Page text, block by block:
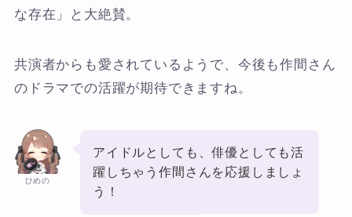
な存在」と大絶賛。
共演者からも愛されているようで、今後も作間さん
のドラマでの活躍が期待できますね。
ひめの
アイドルとしても、俳優としても活
躍しちゃう作間さんを応援しましょ
う！